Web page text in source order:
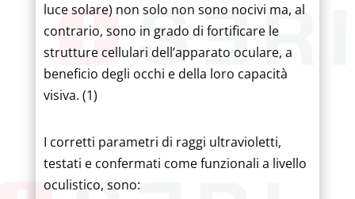
luce solare) non solo non sono nocivi ma, al
contrario, sono in grado di fortificare le
strutture cellulari dell’apparato oculare, a
beneficio degli occhi e della loro capacità
visiva. (1)
I corretti parametri di raggi ultravioletti,
testati e confermati come funzionali a livello
oculistico, sono: